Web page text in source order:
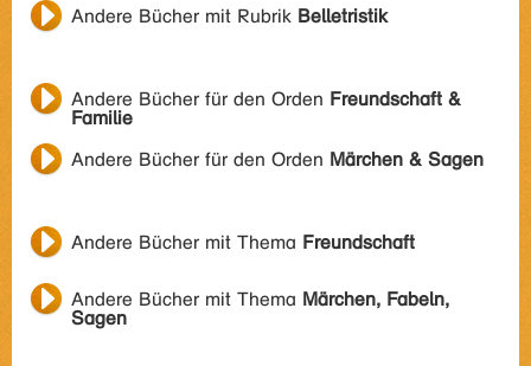
Andere Bücher mit Rubrik Belletristik
Andere Bücher für den Orden Freundschaft &
Familie
Andere Bücher für den Orden Märchen & Sagen
Andere Bücher mit Thema Freundschaft
Andere Bücher mit Thema Märchen, Fabeln,
Sagen